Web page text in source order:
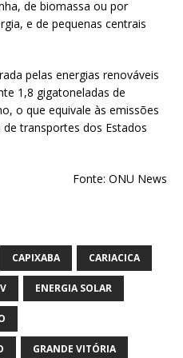
de biomassa ou por
e de pequenas centrais
pelas energias renováveis
1,8 gigatoneladas de
o que equivale às emissões
transportes dos Estados
Fonte: ONU News
CAPIXABA CARIACICA
ENERGIA SOLAR
GRANDE VITÓRIA